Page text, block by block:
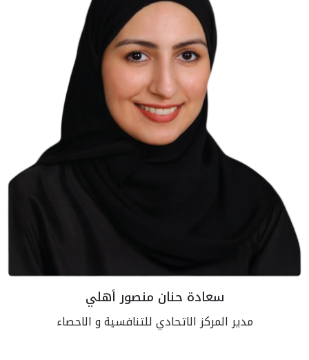
سعادة حنان منصور أهلي
مدير المركز الاتحادي للتنافسية و الاحصاء